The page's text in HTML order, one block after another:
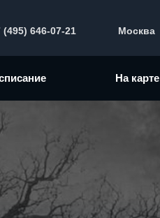
(495) 646-07-21 Москва
На карте